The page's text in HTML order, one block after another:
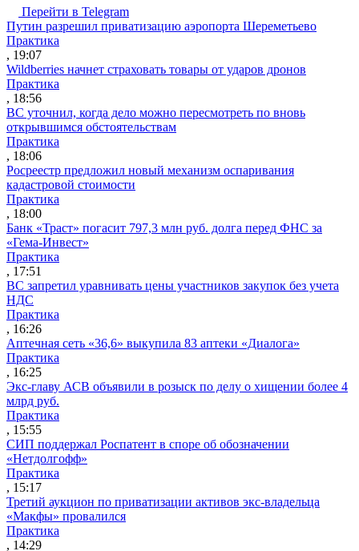
Перейти в Telegram
Путин разрешил приватизацию аэропорта Шереметьево
Практика
, 19:07
Wildberries начнет страховать товары от ударов дронов
Практика
, 18:56
ВС уточнил, когда дело можно пересмотреть по вновь
открывшимся обстоятельствам
Практика
, 18:06
Росреестр предложил новый механизм оспаривания
кадастровой стоимости
Практика
, 18:00
Банк «Траст» погасит 797,3 млн руб. долга перед ФНС за
«Гема-Инвест»
Практика
, 17:51
ВС запретил уравнивать цены участников закупок без учета
НДС
Практика
, 16:26
Аптечная сеть «36,6» выкупила 83 аптеки «Диалога»
Практика
, 16:25
Экс-главу АСВ объявили в розыск по делу о хищении более 4
млрд руб.
Практика
, 15:55
СИП поддержал Роспатент в споре об обозначении
«Нетдолгофф»
Практика
, 15:17
Третий аукцион по приватизации активов экс-владельца
«Макфы» провалился
Практика
, 14:29